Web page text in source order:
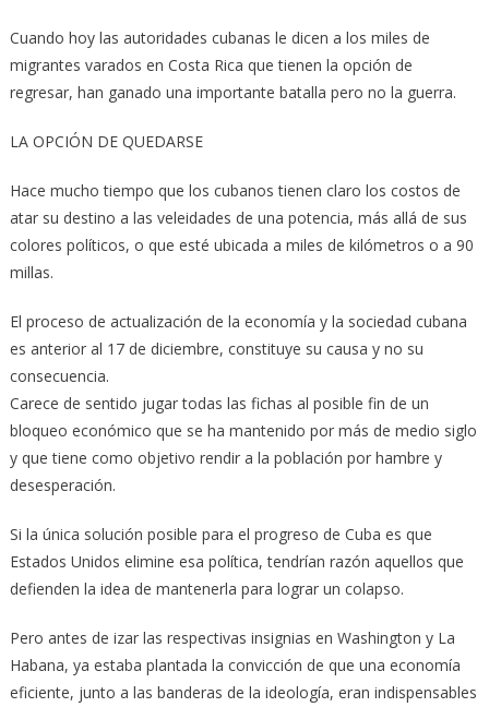
Cuando hoy las autoridades cubanas le dicen a los miles de
migrantes varados en Costa Rica que tienen la opción de
regresar, han ganado una importante batalla pero no la guerra.
LA OPCIÓN DE QUEDARSE
Hace mucho tiempo que los cubanos tienen claro los costos de
atar su destino a las veleidades de una potencia, más allá de sus
colores políticos, o que esté ubicada a miles de kilómetros o a 90
millas.
El proceso de actualización de la economía y la sociedad cubana
es anterior al 17 de diciembre, constituye su causa y no su
consecuencia.
Carece de sentido jugar todas las fichas al posible fin de un
bloqueo económico que se ha mantenido por más de medio siglo
y que tiene como objetivo rendir a la población por hambre y
desesperación.
Si la única solución posible para el progreso de Cuba es que
Estados Unidos elimine esa política, tendrían razón aquellos que
defienden la idea de mantenerla para lograr un colapso.
Pero antes de izar las respectivas insignias en Washington y La
Habana, ya estaba plantada la convicción de que una economía
eficiente, junto a las banderas de la ideología, eran indispensables